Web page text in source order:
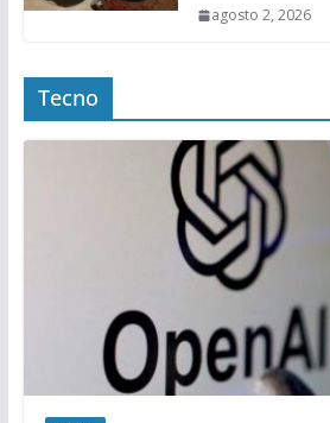
agosto 2, 2026
Tecno